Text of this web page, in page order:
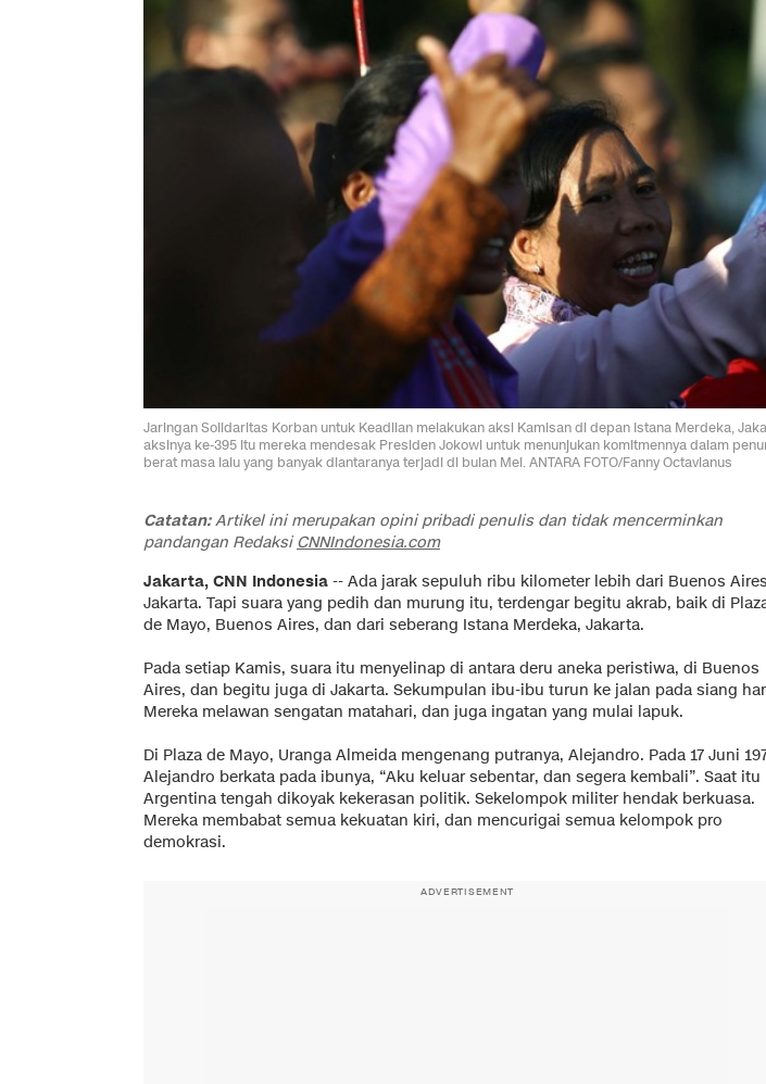
Jaringan Solidaritas Korban untuk Keadilan melakukan aksi Kamisan di depan Istana Merdeka,
aksinya ke-395 itu mereka mendesak Presiden Jokowi untuk menunjukan komitmennya dalam
berat masa lalu yang banyak diantaranya terjadi di bulan Mei. ANTARA FOTO/Fanny Octavianus
Catatan:Artikel ini merupakan opini pribadi penulis dan tidak mencerminkan
pandangan RedaksiCNNIndonesia.com
Jakarta, CNN Indonesia -- Ada jarak sepuluh ribu kilometer lebih dari Buenos
Jakarta. Tapi suara yang pedih dan murung itu, terdengar begitu akrab, baik di
de Mayo, Buenos Aires, dan dari seberang Istana Merdeka, Jakarta.
Pada setiap Kamis, suara itu menyelinap di antara deru aneka peristiwa, di Buenos
Aires, dan begitu juga di Jakarta. Sekumpulan ibu-ibu turun ke jalan pada siang
Mereka melawan sengatan matahari, dan juga ingatan yang mulai lapuk.
Di Plaza de Mayo, Uranga Almeida mengenang putranya, Alejandro. Pada 17 Juni
Alejandro berkata pada ibunya, “Aku keluar sebentar, dan segera kembali”. Saat itu
Argentina tengah dikoyak kekerasan politik. Sekelompok militer hendak berkuasa.
Mereka membabat semua kekuatan kiri, dan mencurigai semua kelompok pro
demokrasi.
ADVERTISEMENT